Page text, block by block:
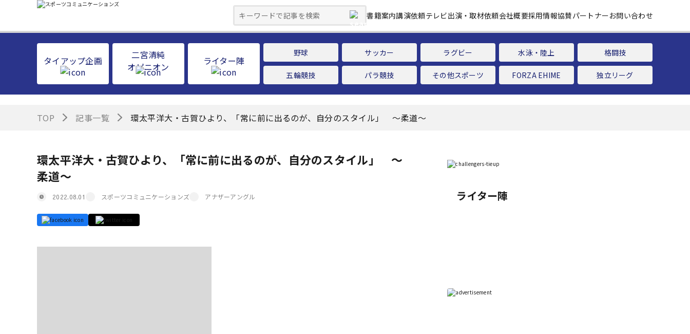
書籍案内講演依頼テレビ出演・取材依頼会社概要採用情報協賛パートナーお問い合わせ
タイアップ企画
二宮清純
オピニオン
ライター陣
野球 サッカー ラグビー 水泳・陸上 格闘技
五輪競技 パラ競技 その他スポーツ FORZA EHIME 独立リーグ
TOP 記事一覧 環太平洋大・古賀ひより、「常に前に出るのが、自分のスタイル」 ～柔道～
環太平洋大・古賀ひより、「常に前に出るのが、自分のスタイル」 ～
柔道～
2022.08.01 スポーツコミュニケーションズ アナザーアングル ライター陣